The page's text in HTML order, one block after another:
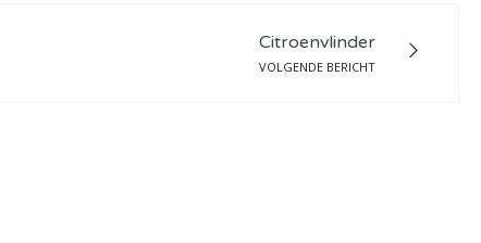
Citroenvlinder
VOLGENDE BERICHT